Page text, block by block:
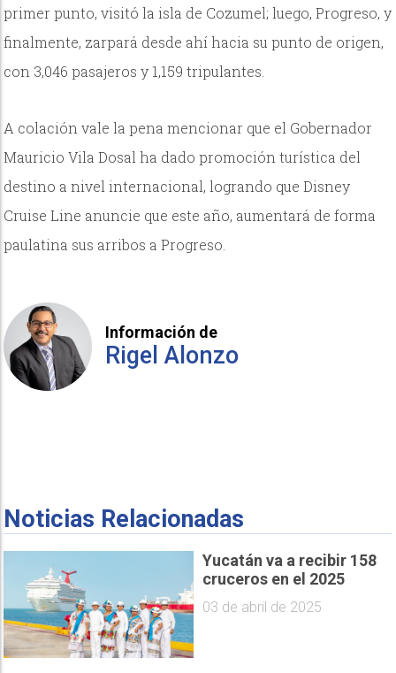
primer punto, visitó la isla de Cozumel; luego, Progreso, y
finalmente, zarpará desde ahí hacia su punto de origen,
con 3,046 pasajeros y 1,159 tripulantes.
A colación vale la pena mencionar que el Gobernador
Mauricio Vila Dosal ha dado promoción turística del
destino a nivel internacional, logrando que Disney
Cruise Line anuncie que este año, aumentará de forma
paulatina sus arribos a Progreso.
Información de
Rigel Alonzo
Noticias Relacionadas
Yucatán va a recibir 158
cruceros en el 2025
03 de abril de 2025